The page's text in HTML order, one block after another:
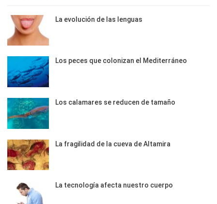
La evolución de las lenguas
Los peces que colonizan el Mediterráneo
Los calamares se reducen de tamaño
La fragilidad de la cueva de Altamira
La tecnología afecta nuestro cuerpo